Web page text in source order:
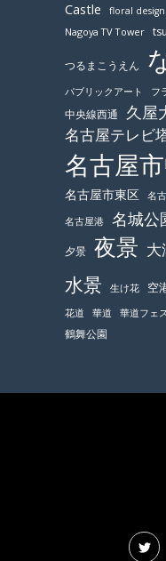
Castle floral design
Nagoya TV Tower
つるまこうえん
パブリックアート フ
中央線西通
久屋
名古屋テレビ
名古屋
名古屋市東区 名
名古屋港 名城公
夕景 夜景 大
水景 生け花 空
花道 華道 華道フェ
鶴舞公園